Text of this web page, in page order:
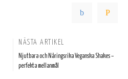
NÄSTA ARTIKEL
Njutbara och Näringsrika Veganska Shakes –
perfekta mellanmål